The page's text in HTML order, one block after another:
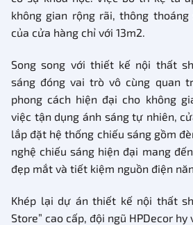
không gian rộng rãi, thông
của cửa hàng chỉ với 13m2.
Song song với thiết kế nội thất
sáng đóng vai trò vô cùng quan
phong cách hiện đại cho không
việc tận dụng ánh sáng tự nhiên,
lắp đặt hệ thống chiếu sáng gồm
nghệ chiếu sáng hiện đại mang
đẹp mắt và tiết kiệm nguồn điện
Khép lại dự án thiết kế nội thất
Store” cao cấp, đội ngũ HPDecor